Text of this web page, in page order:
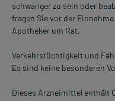
schwanger zu sein oder
fragen Sie vor der
Apotheker um Rat.
Verkehrstüchtigkeit und
Es sind keine besonderen
Dieses Arzneimittel enthält